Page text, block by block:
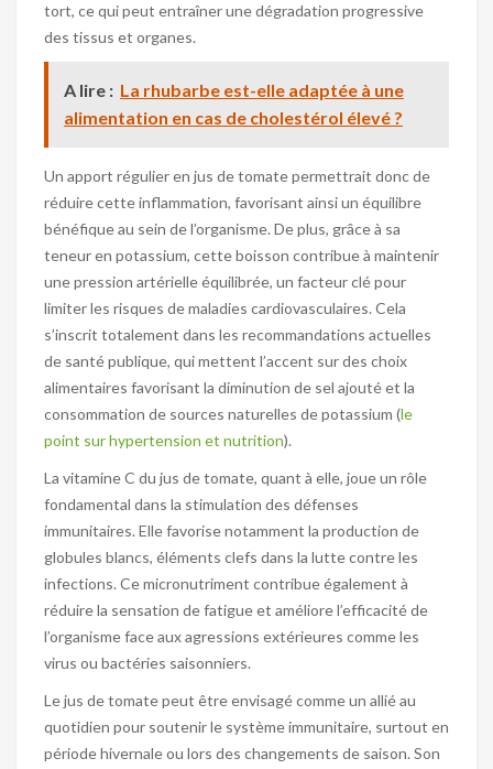
tort, ce qui peut entraîner une dégradation progressive
des tissus et organes.
A lire : La rhubarbe est-elle adaptée à une
alimentation en cas de cholestérol élevé ?
Un apport régulier en jus de tomate permettrait donc de
réduire cette inflammation, favorisant ainsi un équilibre
bénéfique au sein de l’organisme. De plus, grâce à sa
teneur en potassium, cette boisson contribue à maintenir
une pression artérielle équilibrée, un facteur clé pour
limiter les risques de maladies cardiovasculaires. Cela
s’inscrit totalement dans les recommandations actuelles
de santé publique, qui mettent l’accent sur des choix
alimentaires favorisant la diminution de sel ajouté et la
consommation de sources naturelles de potassium (le
point sur hypertension et nutrition).
La vitamine C du jus de tomate, quant à elle, joue un rôle
fondamental dans la stimulation des défenses
immunitaires. Elle favorise notamment la production de
globules blancs, éléments clefs dans la lutte contre les
infections. Ce micronutriment contribue également à
réduire la sensation de fatigue et améliore l’efficacité de
l’organisme face aux agressions extérieures comme les
virus ou bactéries saisonniers.
Le jus de tomate peut être envisagé comme un allié au
quotidien pour soutenir le système immunitaire, surtout en
période hivernale ou lors des changements de saison. Son